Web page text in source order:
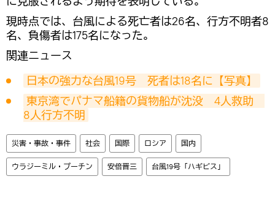
現時点では、台風による死亡者は26名、行方不明者8
名、負傷者は175名になった。
関連ニュース
日本の強力な台風19号　死者は18名に【写真】
東京湾でパナマ船籍の貨物船が沈没　4人救助
8人行方不明
災害・事故・事件 社会 国際 ロシア 国内
ウラジーミル・プーチン 安倍晋三 台風19号「ハギビス」